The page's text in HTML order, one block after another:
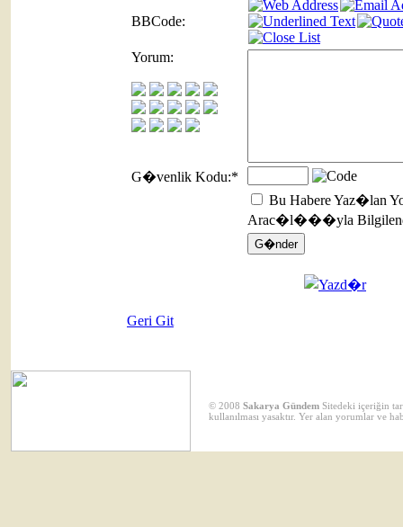
BBCode:
Yorum:
G�venlik Kodu:*
Bu Habere Yaz�lan
Arac�l���yla
Geri Git
© 2008 Sakarya Gündem Sitedeki içeriğin
kullanılması yasaktır. Yer alan yorumlar ve